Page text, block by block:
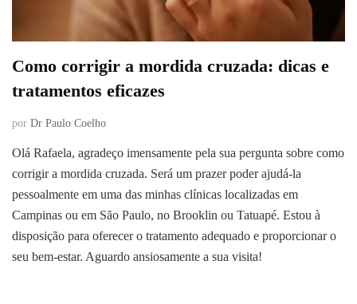
Como corrigir a mordida cruzada: dicas e
tratamentos eficazes
por Dr Paulo Coelho
Olá Rafaela, agradeço imensamente pela sua pergunta sobre como
corrigir a mordida cruzada. Será um prazer poder ajudá-la
pessoalmente em uma das minhas clínicas localizadas em
Campinas ou em São Paulo, no Brooklin ou Tatuapé. Estou à
disposição para oferecer o tratamento adequado e proporcionar o
seu bem-estar. Aguardo ansiosamente a sua visita!